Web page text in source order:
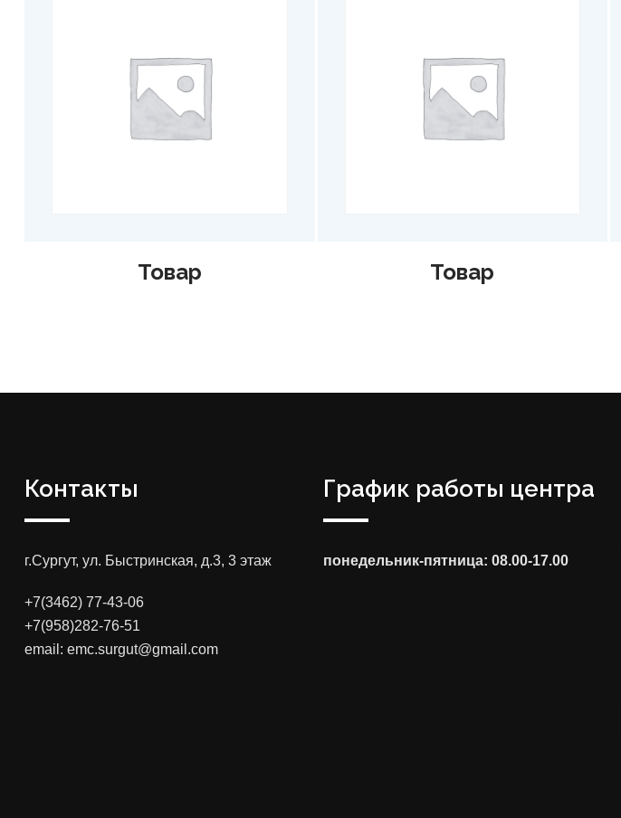
Товар Товар
Контакты
г.Сургут, ул. Быстринская, д.3, 3 этаж
+7(3462) 77-43-06
+7(958)282-76-51
email: emc.surgut@gmail.com
График работы центра
понедельник-пятница: 08.00-17.00